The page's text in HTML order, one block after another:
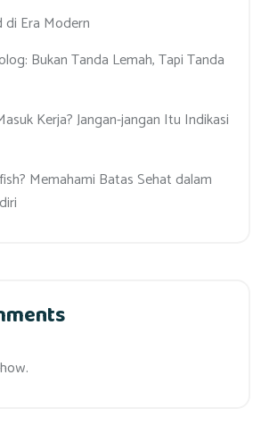
di Era Modern
Bukan Tanda Lemah, Tapi Tanda
Kerja? Jangan-jangan Itu Indikasi
Memahami Batas Sehat dalam